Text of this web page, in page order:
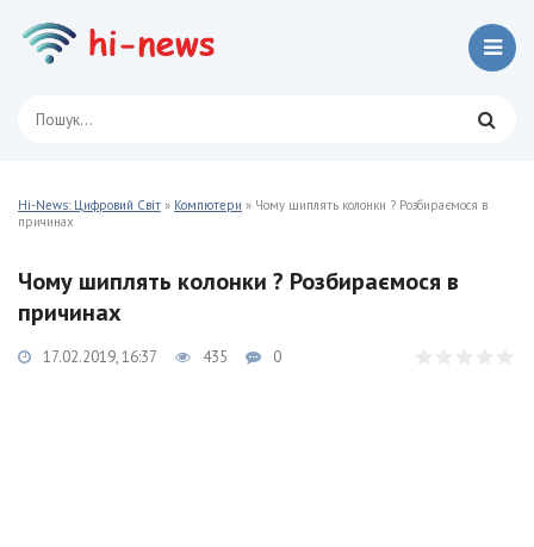
Hi-News: Цифровий Світ » Компютери » Чому шиплять колонки ? Розбираємося в
причинах
Чому шиплять колонки ? Розбираємося в
причинах
17.02.2019, 16:37 435 0